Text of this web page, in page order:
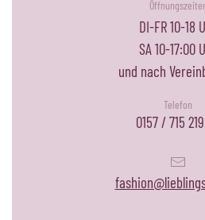
DI-FR 10-18
SA 10-17:00
und nach
Telefon
0157 / 715